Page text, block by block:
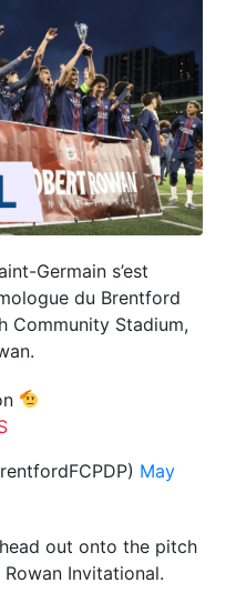
Germain s’est
du Brentford
Community Stadium,
May
out onto the pitch
Invitational.